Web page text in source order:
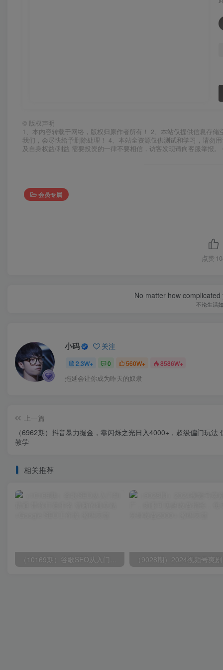
© 版权声明
1、本内容转载于网络，版权归原作者所有！ 2、本站仅提供信息存
我们，会尽快给予删除处理！ 4、本站全资源仅供测试和学习，请勿
及自身权益/利益 需要投资的一律不要相信，访客发现请向客服举报
会员专属
点赞
No matter how
不论生活
小码 关注
2.3W+ 0 560W+ 8586W+
拖延会让你成为昨天的奴隶
上一篇
（6962期）抖音暴力掘金，靠闪烁之光日入4000+，超级偏门玩法 保姆式
教学
相关推荐
（10169期）谷歌SEO从入门到精通 带你打造排名 清晰的独立站+Google SEO工作流